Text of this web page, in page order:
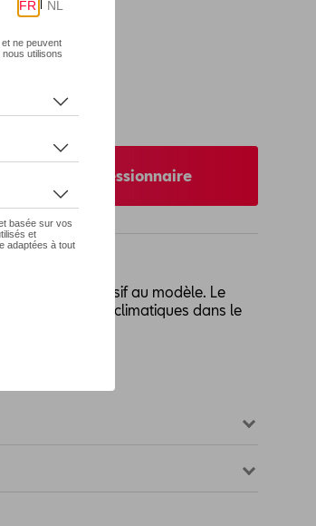
de votre concessionnaire
arrière, exclusif au modèle. Le
les conditions climatiques dans le